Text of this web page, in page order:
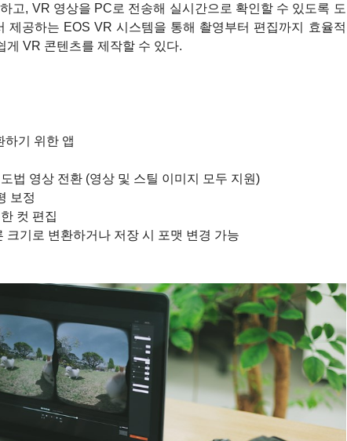
고, VR 영상을 PC로 전송해 실시간으로 확인할 수 있도록 도
제공하는 EOS VR 시스템을 통해 촬영부터 편집까지 효율적
게 VR 콘텐츠를 제작할 수 있다.
하기 위한 앱
법 영상 전환 (영상 및 스틸 이미지 모두 지원)
보정
컷 편집
크기로 변환하거나 저장 시 포맷 변경 가능